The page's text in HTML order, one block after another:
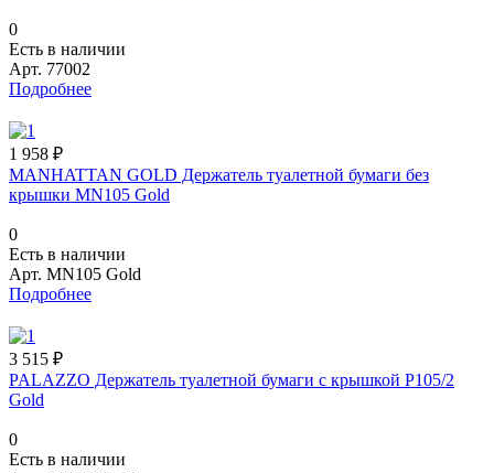
0
Есть в наличии
Арт. 77002
Подробнее
1 958 ₽
MANHATTAN GOLD Держатель туалетной бумаги без
крышки MN105 Gold
0
Есть в наличии
Арт. MN105 Gold
Подробнее
3 515 ₽
PALAZZO Держатель туалетной бумаги с крышкой P105/2
Gold
0
Есть в наличии